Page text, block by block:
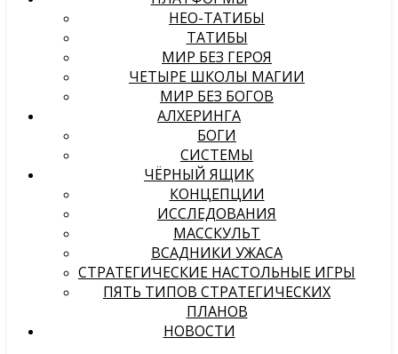
НЕО-ТАТИБЫ
ТАТИБЫ
МИР БЕЗ ГЕРОЯ
ЧЕТЫРЕ ШКОЛЫ МАГИИ
МИР БЕЗ БОГОВ
АЛХЕРИНГА
БОГИ
СИСТЕМЫ
ЧЁРНЫЙ ЯЩИК
КОНЦЕПЦИИ
ИССЛЕДОВАНИЯ
МАССКУЛЬТ
ВСАДНИКИ УЖАСА
СТРАТЕГИЧЕСКИЕ НАСТОЛЬНЫЕ ИГРЫ
ПЯТЬ ТИПОВ СТРАТЕГИЧЕСКИХ
ПЛАНОВ
НОВОСТИ